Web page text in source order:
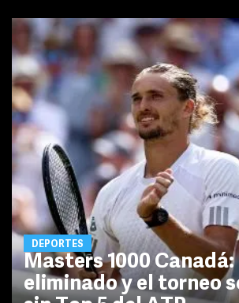
DEPORTES
Masters 1000 Canadá:
eliminado y el torneo